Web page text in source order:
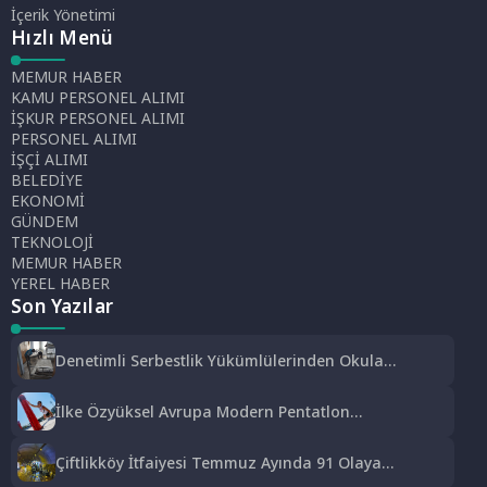
İçerik Yönetimi
Hızlı Menü
MEMUR HABER
KAMU PERSONEL ALIMI
İŞKUR PERSONEL ALIMI
PERSONEL ALIMI
İŞÇİ ALIMI
BELEDİYE
EKONOMİ
GÜNDEM
TEKNOLOJİ
MEMUR HABER
YEREL HABER
Son Yazılar
Denetimli Serbestlik Yükümlülerinden Okula
İlke Özyüksel Avrupa Modern Pentatlon
Çiftlikköy İtfaiyesi Temmuz Ayında 91 Olaya